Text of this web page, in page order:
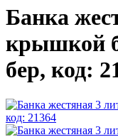
Банка
крышкой
бер, код: